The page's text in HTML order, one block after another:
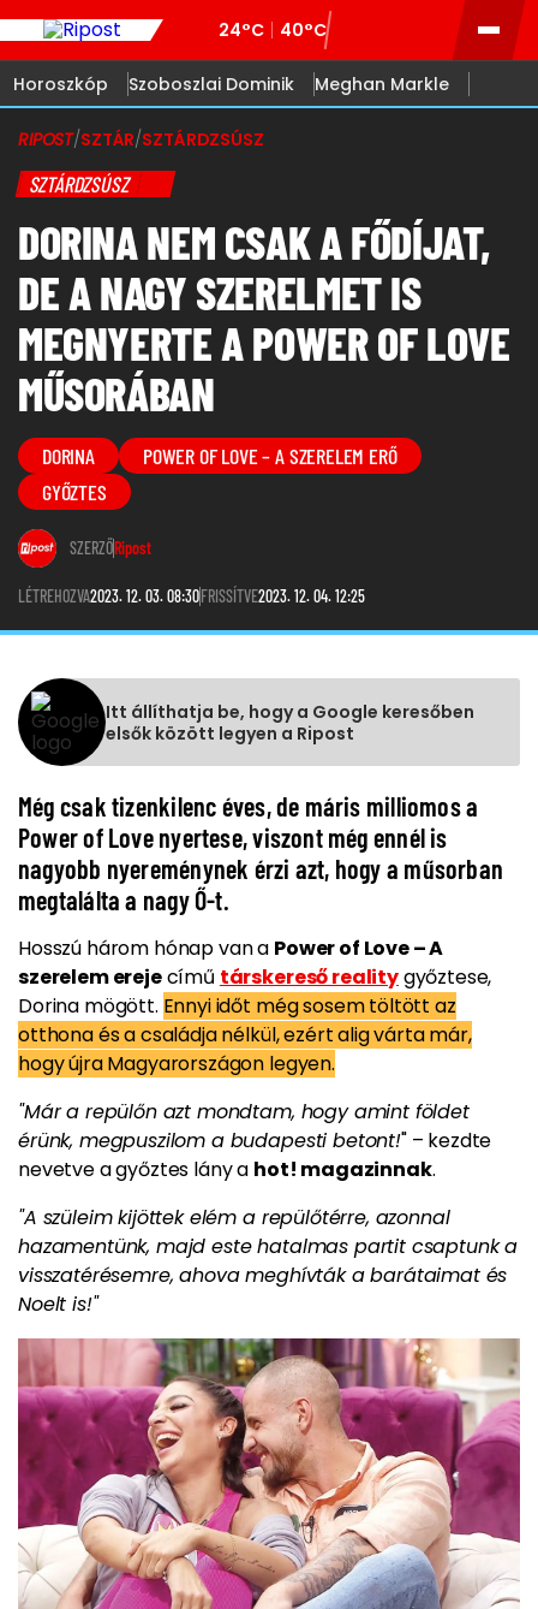
24°C 40°C
Horoszkóp Szoboszlai Dominik Meghan Markle
RIPOST/SZTÁR/SZTÁRDZSÚSZ
SZTÁRDZSÚSZ
DORINA NEM CSAK A FŐDÍJAT,
DE A NAGY SZERELMET IS
MEGNYERTE A POWER OF LOVE
MŰSORÁBAN
DORINA
POWER OF LOVE – A SZERELEM ERŐ
GYŐZTES
SZERZŐRipost
LÉTREHOZVA2023. 12. 03. 08:30FRISSÍTVE2023. 12. 04. 12:25
Itt állíthatja be, hogy a Google keresőben
elsők között legyen a Ripost
Még csak tizenkilenc éves, de máris milliomos a
Power of Love nyertese, viszont még ennél is
nagyobb nyereménynek érzi azt, hogy a műsorban
megtalálta a nagy Ő-t.
Hosszú három hónap van a Power of Love – A
szerelem erejecímű társkereső realitygyőztese,
Dorina mögött. Ennyi időt még sosem töltött az
otthona és a családja nélkül, ezért alig várta már,
hogy újra Magyarországon legyen.
"Már a repülőn azt mondtam, hogy amint földet
érünk, megpuszilom a budapesti betont!" – kezdte
nevetve a győztes lány a hot! magazinnak.
"A szüleim kijöttek elém a repülőtérre, azonnal
hazamentünk, majd este hatalmas partit csaptunk a
visszatérésemre, ahova meghívták a barátaimat és
Noelt is!"